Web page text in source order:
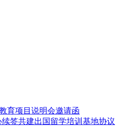
育项目说明会邀请函
签共建出国留学培训基地协议